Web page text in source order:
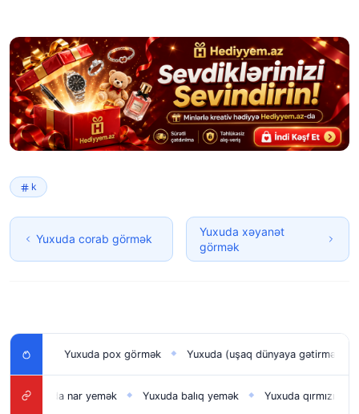
k
Yuxuda corab görmək
Yuxuda xəyanət
görmək
Yuxuda pox görmək ◆ Yuxuda (uşaq dünyaya gətirmək) doğmaq
nar yemək ◆ Yuxuda balıq yemək ◆ Yuxuda qırmızı at görmək